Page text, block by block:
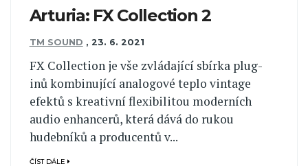
Arturia: FX Collection 2
TM SOUND , 23. 6. 2021
FX Collection je vše zvládající sbírka plug-
inů kombinující analogové teplo vintage
efektů s kreativní flexibilitou moderních
audio enhancerů, která dává do rukou
hudebníků a producentů v...
ČÍST DÁLE